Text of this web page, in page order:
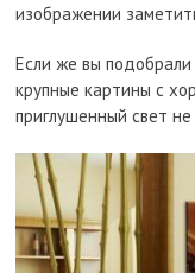
изображении
Если же вы
крупные картины с
приглушенный свет